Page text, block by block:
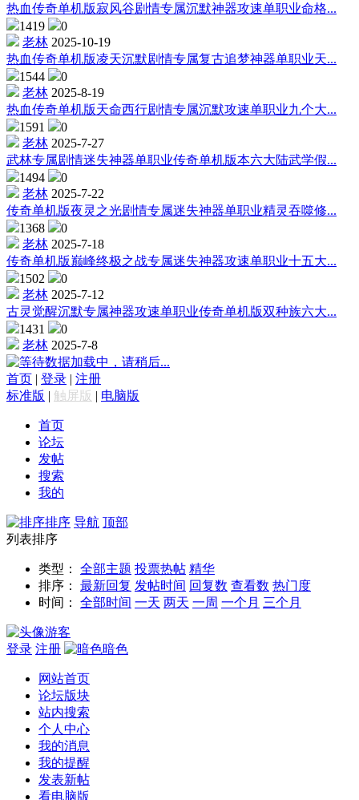
热血传奇单机版寂风谷剧情专属沉默神器攻速单职业命格...
1419
0
老林 2025-10-19
热血传奇单机版凌天沉默剧情专属复古追梦神器单职业天...
1544
0
老林 2025-8-19
热血传奇单机版天命西行剧情专属沉默攻速单职业九个大...
1591
0
老林 2025-7-27
武林专属剧情迷失神器单职业传奇单机版本六大陆武学假...
1494
0
老林 2025-7-22
传奇单机版夜灵之光剧情专属迷失神器单职业精灵吞噬修...
1368
0
老林 2025-7-18
传奇单机版巅峰终极之战专属迷失神器攻速单职业十五大...
1502
0
老林 2025-7-12
古灵觉醒沉默专属神器攻速单职业传奇单机版双种族六大...
1431
0
老林 2025-7-8
数据加载中，请稍后...
首页 | 登录 | 注册
标准版 | 触屏版 | 电脑版
首页
论坛
发帖
搜索
我的
排序 导航 顶部
列表排序
类型： 全部主题 投票热帖 精华
排序：
最新回复 发帖时间 回复数 查看数 热门度
时间：
全部时间 一天 两天 一周 一个月 三个月
游客
登录 注册 暗色
网站首页
论坛版块
站内搜索
个人中心
我的消息
我的提醒
发表新帖
看电脑版